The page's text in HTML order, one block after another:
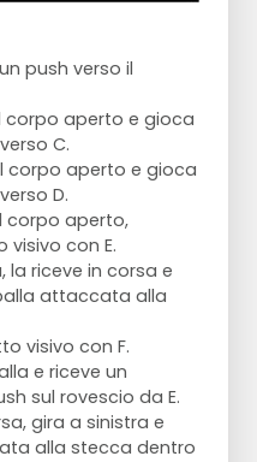
push verso il
corpo aperto e gioca
C.
corpo aperto e gioca
D.
corpo aperto,
con E.
la riceve in corsa e
attaccata alla
visivo con F.
e riceve un
sul rovescio da E.
gira a sinistra e
alla stecca dentro